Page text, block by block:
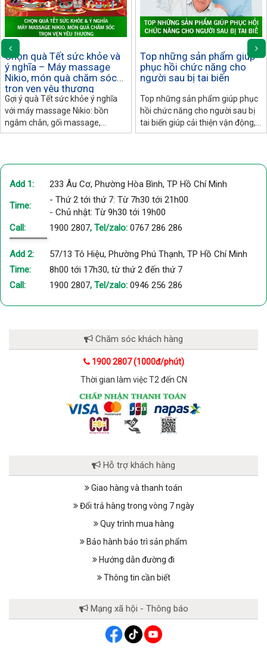
Chọn quà Tết sức khỏe và
ý nghĩa – Máy massage
Nikio, món quà chăm sóc
trọn vẹn yêu thương
Gợi ý quà Tết sức khỏe ý nghĩa
với máy massage Nikio: bồn
ngâm chân, gối massage,
massage lưng, khớp gối, đầu –
Top những sản phẩm giúp
phục hồi chức năng cho
người sau bị tai biến
Top những sản phẩm giúp phục
hồi chức năng cho người sau bị
tai biến giúp cải thiện vận động,
phục hồi chức năng và nâng cao
Add 1: 233 Âu Cơ, Phường Hòa Bình, TP Hồ Chí Minh
Time:
- Thứ 2 tới thứ 7: Từ 7h30 tới 21h00
- Chủ nhật: Từ 9h30 tới 19h00
Call:
1900 2807, Tel/zalo: 0767 286 286
Add 2:
57/13 Tô Hiệu, Phường Phú Thạnh, TP Hồ Chí Minh
Time:
8h00 tới 17h30, từ thứ 2 đến thứ 7
Call:
1900 2807, Tel/zalo: 0946 256 286
Chăm sóc khách hàng
1900 2807 (1000đ/phút)
Thời gian làm việc T2 đến CN
Hỗ trợ khách hàng
Giao hàng và thanh toán
Đổi trả hàng trong vòng 7 ngày
Quy trình mua hàng
Bảo hành bảo trì sản phẩm
Hướng dẫn đường đi
Thông tin cần biết
Mạng xã hội - Thông báo